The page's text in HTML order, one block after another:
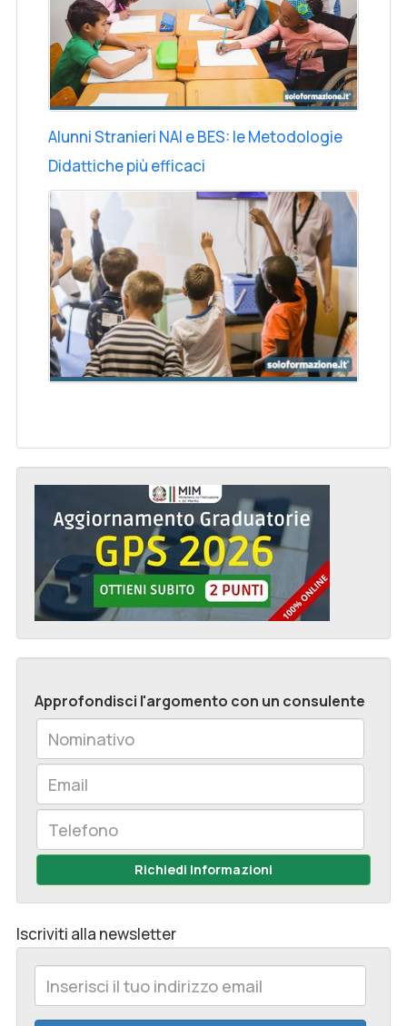
Alunni Stranieri NAI e BES: le Metodologie
Didattiche più efficaci
Approfondisci l'argomento con un consulente
Richiedi Informazioni
Iscriviti alla newsletter